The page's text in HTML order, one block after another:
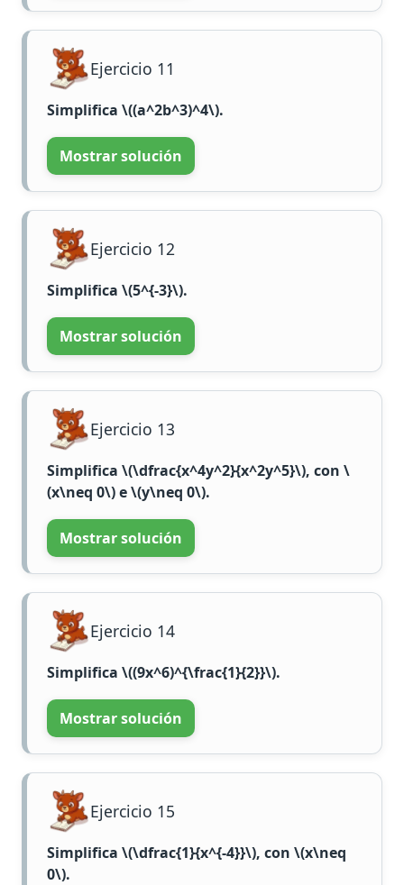
Ejercicio 11
Simplifica \((a^2b^3)^4\).
Mostrar solución
Ejercicio 12
Simplifica \(5^{-3}\).
Mostrar solución
Ejercicio 13
Simplifica \(\dfrac{x^4y^2}{x^2y^5}\), con \
(x\neq 0\)e\(y\neq 0\).
Mostrar solución
Ejercicio 14
Simplifica \((9x^6)^{\frac{1}{2}}\).
Mostrar solución
Ejercicio 15
Simplifica \(\dfrac{1}{x^{-4}}\), con \(x\neq
0\).